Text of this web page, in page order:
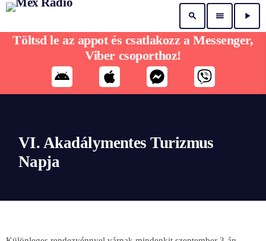
search menu play_arrow
VI. Akadálymentes Turizmus
Napja
Töltsd le az appot és csatlakozz a Messenger,
Viber csoporthoz!